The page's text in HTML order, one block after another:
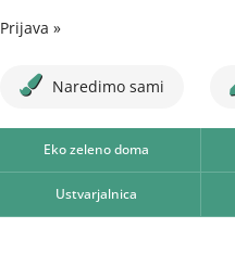
Prijava »
Naredimo sami
Eko zeleno doma
Ustvarjalnica